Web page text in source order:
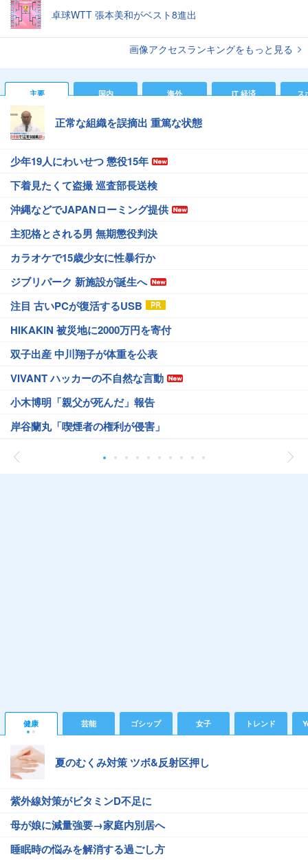
卓球WTT 張本美和がベスト8進出
画像アクセスランキングをもっと見る
主要 国内 海外 IT 経済 ス
正常な組織を誤摘出 重篤な状態
少年19人にわいせつ 懲役15年
下着見たくて盗撮 巡査部長送検
沖縄などでJAPANローミング提供
主犯格とされる男 無期懲役判決
カラオケで15歳少女に性暴行か
ジブリパーク 新施設が誕生へ
注目 古いPCが復活するUSB
HIKAKIN 被災地に2000万円を寄付
双子出産 中川翔子が体重を公表
VIVANT ハッカーの不自然な言動
小木博明「親父が死んだ」報告
岸谷蘭丸「喫煙者の権利が侵害」
健康 芸能 ゴシップ 女子 トレンド
夏のむくみ対策 ツボ&反射区押し
紫外線対策がビタミンD不足に
母が娘に減量強要→家庭内別居へ
睡眠時の悩みを解消する過ごし方